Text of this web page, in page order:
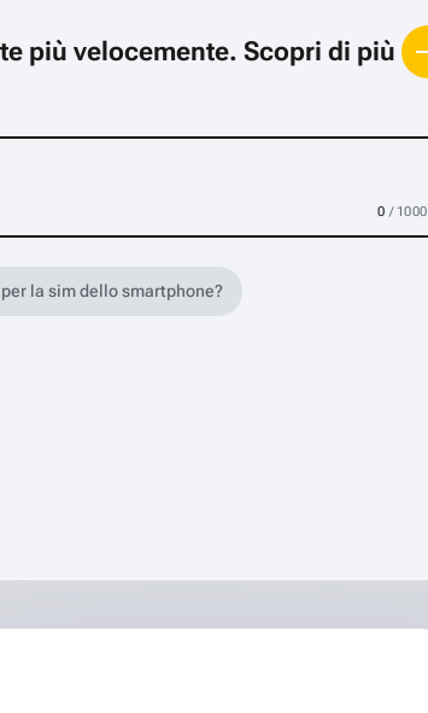
più velocemente. Scopri di più
0 / 1000
la sim dello smartphone?